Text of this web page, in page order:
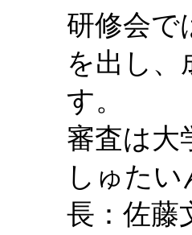
研修会で
を出し、
す。
審査は大
しゅた
長：佐藤